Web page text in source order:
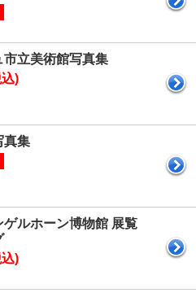
市立美術館写真集
)
真集
ゲルホーン博物館 展覧
)